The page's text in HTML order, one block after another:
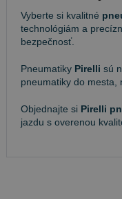
Vyberte si kvalitné
technológiám a
bezpečnosť.
Pneumatiky Pirelli sú
pneumatiky do mesta,
Objednajte si Pirelli
jazdu s overenou